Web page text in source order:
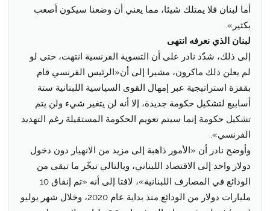
أما لبنان فلا يمتلك شيئا، مما يعني أن وضعنا سيكون أصعب
بكثير».
لبنان الذي نعرفه انتهى
إلى ذلك، شدّد نادر على أن التسوية الفرنسية انتهت، حتى لو
لم يعلن ذلك ماكرون، مشيرا إلى أن«الرئيس الفرنسي قام
بقفزة استراتيجية عبر إمهال القوى السياسية اللبنانية ستة
أسابيع لتشكيل حكومة جديدة، إلا أنه لن يتغير شيء ولن يتم
تشكيل حكومة إنما سيتم تعويم الحكومة المستقيلة رغم التهديد
الفرنسي».
وأوضح نادر أن «الأمور ذاهبة إلى مزيد من الانهيار دون دخول
دولار واحد إلى الاقتصاد اللبناني، وبالتالي تبخّر ما تبقى من
الودائع في المصارف اللبنانية»، لافتا إلى أنه «تم إنفاق 10
مليارات دولار من الودائع منذ بداية عام 2020، وخلال شهر يوليو